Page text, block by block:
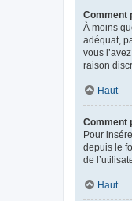
Comment
À moins
adéquat,
vous
raison
Haut
Comment
Pour
depuis le
de
Haut